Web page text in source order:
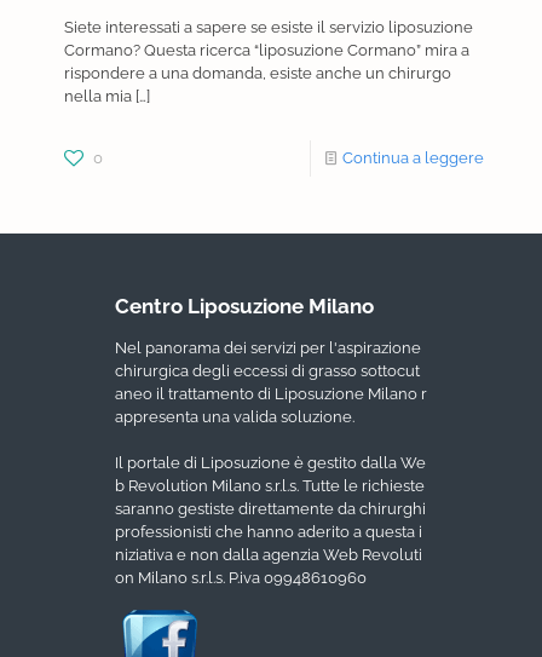
Siete interessati a sapere se esiste il servizio liposuzione
Cormano? Questa ricerca “liposuzione Cormano” mira a
rispondere a una domanda, esiste anche un chirurgo
nella mia […]
0 Continua a leggere
Centro Liposuzione Milano
Nel panorama dei servizi per l'aspirazione
chirurgica degli eccessi di grasso sottocut
aneo il trattamento di Liposuzione Milano r
appresenta una valida soluzione.
Il portale di Liposuzione è gestito dalla We
b Revolution Milano s.r.l.s. Tutte le richieste
saranno gestiste direttamente da chirurghi
professionisti che hanno aderito a questa i
niziativa e non dalla agenzia Web Revoluti
on Milano s.r.l.s. P.iva 09948610960